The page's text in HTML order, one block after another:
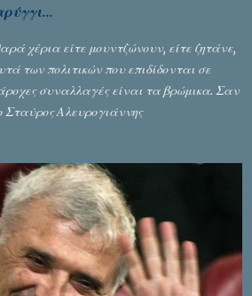
χέρια είτε μουντζώνουν, είτε ζητάνε,
των πολιτικών που επιδίδονται σε
συναλλαγές είναι τα βρώμικα. Σαν
Σταύρος Αλευρογιάννης